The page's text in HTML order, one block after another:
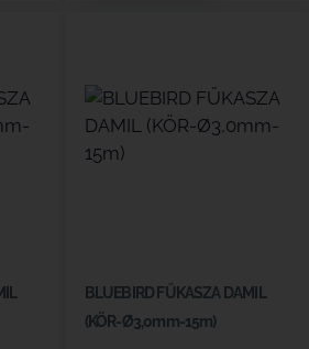
BLUEBIRD FŰKASZA DAMIL
(KÖR-Ø3,0mm-15m)